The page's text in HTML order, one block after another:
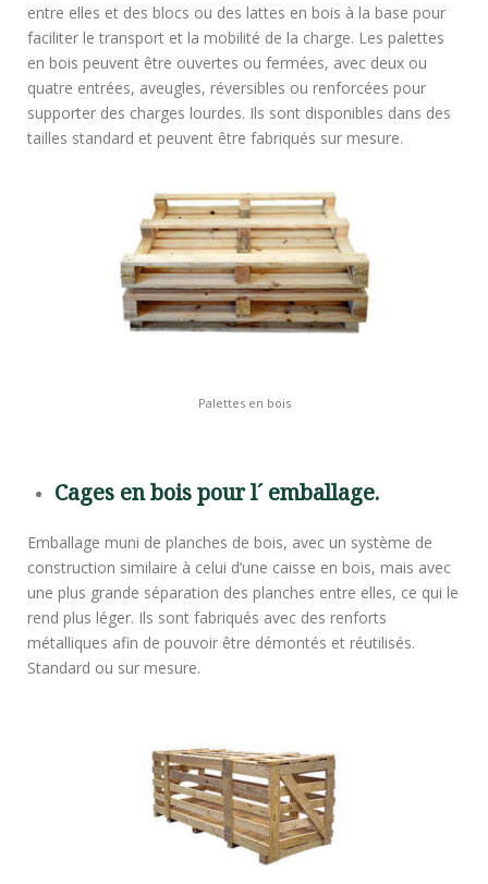
entre elles et des blocs ou des lattes en bois à la base pour
faciliter le transport et la mobilité de la charge. Les palettes
en bois peuvent être ouvertes ou fermées, avec deux ou
quatre entrées, aveugles, réversibles ou renforcées pour
supporter des charges lourdes. Ils sont disponibles dans des
tailles standard et peuvent être fabriqués sur mesure.
Palettes en bois
Cages en bois pour l´ emballage.
Emballage muni de planches de bois, avec un système de
construction similaire à celui d’une caisse en bois, mais avec
une plus grande séparation des planches entre elles, ce qui le
rend plus léger. Ils sont fabriqués avec des renforts
métalliques afin de pouvoir être démontés et réutilisés.
Standard ou sur mesure.